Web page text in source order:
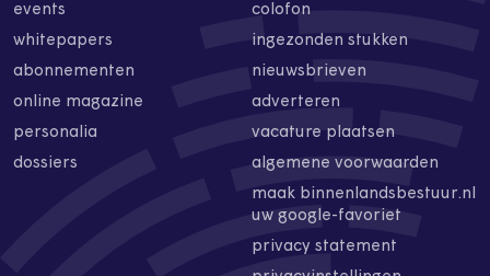
events
whitepapers
abonnementen
online magazine
personalia
dossiers
colofon
ingezonden stukken
nieuwsbrieven
adverteren
vacature plaatsen
algemene voorwaarden
maak binnenlandsbestuur.nl
uw google-favoriet
privacy statement